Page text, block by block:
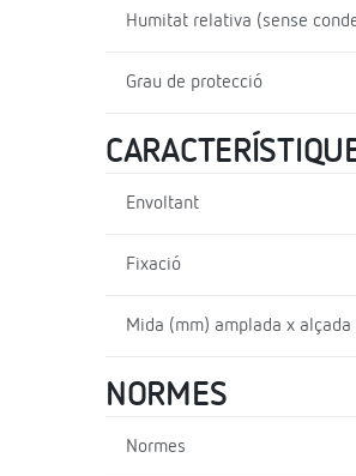
Humitat relativa (sense
Grau de protecció
Envoltant
Fixació
Mida (mm) amplada x
NORMES
Normes